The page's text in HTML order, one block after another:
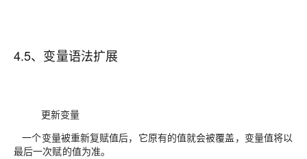
4.5、变量语法扩展
更新变量
一个变量被重新复赋值后，它原有的值就会被覆盖，变量值将以
最后一次赋的值为准。